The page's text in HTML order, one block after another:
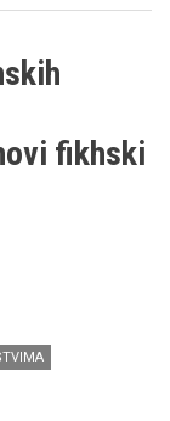
fikhski